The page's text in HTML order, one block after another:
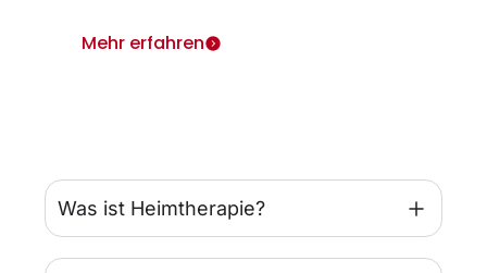
Was ist Heimtherapie?
Mehr erfahren